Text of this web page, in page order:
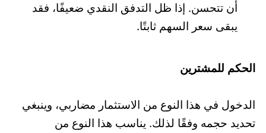
أن تتحسن. إذا ظل التدفق النقدي ضعيفًا، فقد
يبقى سعر السهم ثابتًا.
الحكم للمشترين
الدخول في هذا النوع من الاستثمار مضاربي، وينبغي
تحديد حجمه وفقًا لذلك. يناسب هذا النوع من